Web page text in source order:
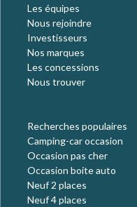
Les équipes
Nous rejoindre
Investisseurs
Nos marques
Les concessions
Nous trouver
Recherches populaires
Camping-car occasion
Occasion pas cher
Occasion boite auto
Neuf 2 places
Neuf 4 places